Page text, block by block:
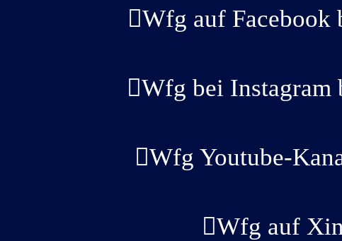
Wfg auf Facebook
Wfg bei Instagram
Wfg Youtube-
Wfg auf